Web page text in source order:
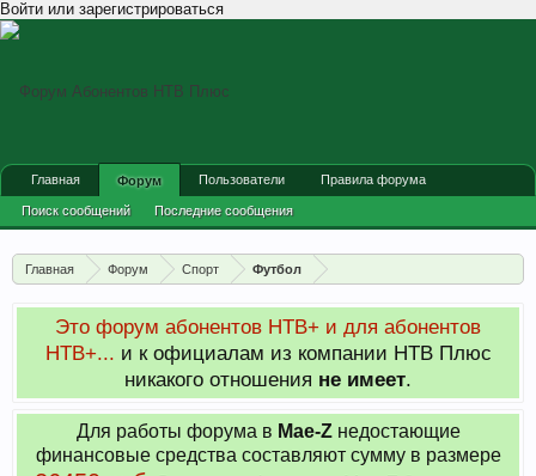
Войти или зарегистрироваться
Главная Форум Спорт Футбол
Это форум абонентов НТВ+ и для абонентов
НТВ+... и к официалам из компании НТВ Плюс
никакого отношения не имеет.
Для работы форума в Мае-Zнедостающие
финансовые средства составляют сумму в размере
Главная Форум
Поиск сообщений Последние сообщения
Пользователи Правила форума